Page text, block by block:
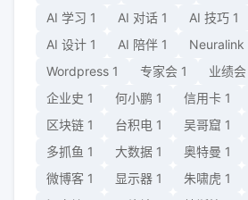
AI 学习 1 AI 对话 1 AI 技巧 1
AI 设计 1 AI 陪伴 1 Neuralink
Wordpress 1 专家会 1 业绩会
企业史 1 何小鹏 1 信用卡 1
区块链 1 台积电 1 吴哥窟 1
多抓鱼 1 大数据 1 奥特曼 1
微博客 1 显示器 1 朱啸虎 1